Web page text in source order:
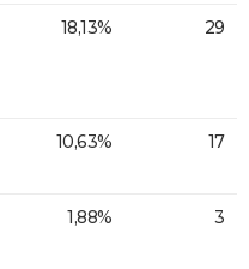
18,13% 29
10,63% 17
1,88% 3